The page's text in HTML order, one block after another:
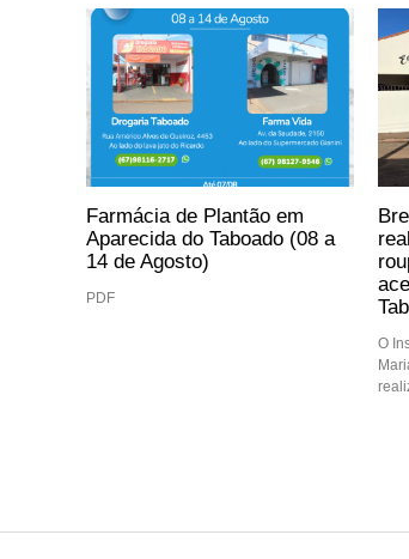
Farmácia de Plantão em
Aparecida do Taboado (08 a
14 de Agosto)
PDF
O